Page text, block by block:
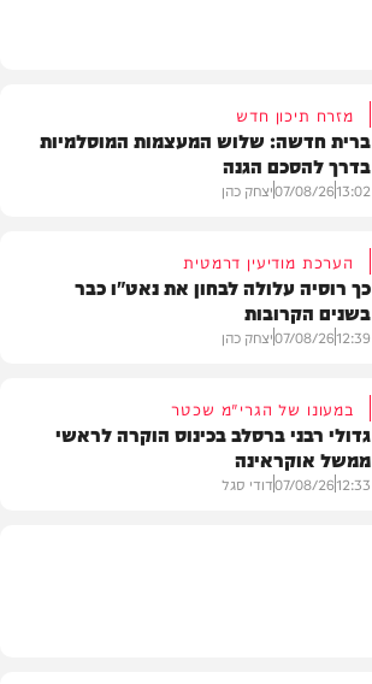
מזרח תיכון חדש
ברית חדשה: שלוש המעצמות המוסלמיות
בדרך להסכם הגנה
13:02
07/08/26יצחק כהן
הערכת מודיעין דרמטית
כך רוסיה עלולה לבחון את נאט"ו כבר
בשנים הקרובות
12:39
07/08/26יצחק כהן
במעונו של הגרי"מ שכטר
גדולי רבני ברסלב בכינוס הוקרה לראשי
ממשל אוקראינה
12:33
07/08/26דודי סגל